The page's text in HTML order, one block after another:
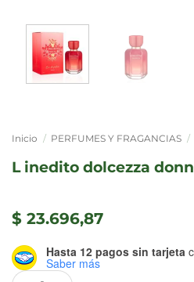
Inicio / PERFUMES Y FRAGANCIAS /
l inedito dolcezza
$ 23.696,87
Hasta 12 pagos sin tarjeta
Saber más
L INEDITO DOLCEZZA DONNA